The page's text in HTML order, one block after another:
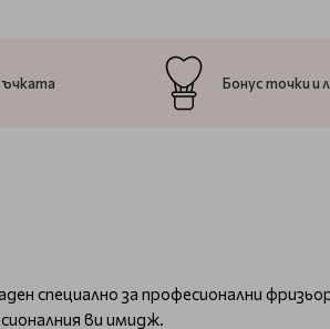
Бонус точки и
специално за професионални
ви имидж.